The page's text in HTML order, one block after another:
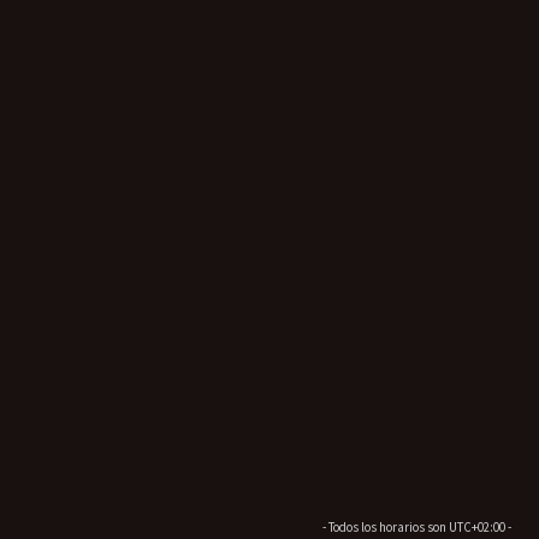
- Todos los horarios son UTC+02:00-